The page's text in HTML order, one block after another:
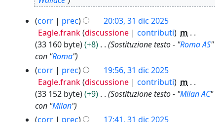
corr prec
20:03, 31 dic 2025
Eagle.frank discussione contributi m
33 160 byte
+8 Sostituzione testo - "Roma AS"
con "Roma"
corr
prec
19:56, 31 dic 2025
Eagle.frank discussione contributi
m
33 152 byte
+9 Sostituzione testo - "Milan AC"
con "Milan"
corr
prec
17:41, 31 dic 2025